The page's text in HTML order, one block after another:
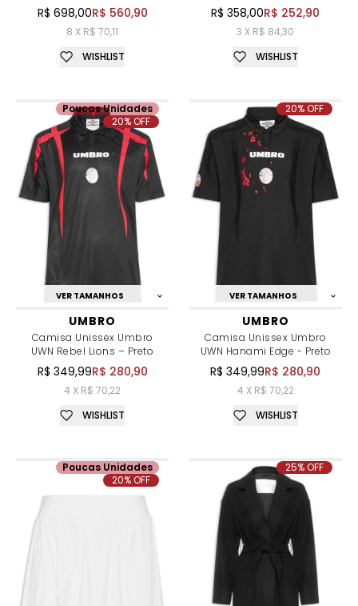
R$ 698,00R$ 560,90
8 X R$ 70,11
WISHLIST
R$ 358,00R$ 252,90
3 X R$ 84,30
WISHLIST
VER TAMANHOS
UMBRO
Camisa Unissex Umbro
UWN Rebel Lions – Preto
R$ 349,99R$ 280,90
4 X R$ 70,22
Poucas Unidades
20% OFF
WISHLIST
VER TAMANHOS
UMBRO
Camisa Unissex Umbro
UWN Hanami Edge - Preto
R$ 349,99R$ 280,90
4 X R$ 70,22
20% OFF
WISHLIST
Poucas Unidades
20% OFF
25% OFF